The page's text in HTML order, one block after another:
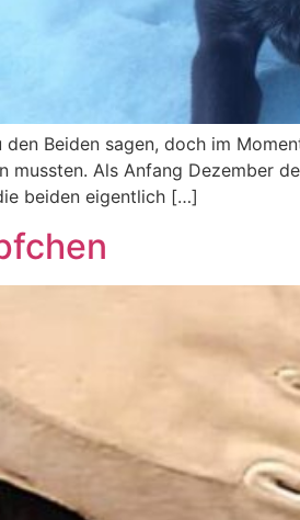
Beiden sagen, doch im
Als Anfang Dezember
beiden eigentlich […]